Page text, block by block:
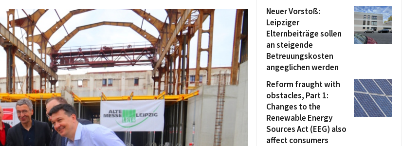
Neuer Vorstoß:
Leipziger
Elternbeiträge sollen
an steigende
Betreuungskosten
angeglichen werden
Reform fraught with
obstacles, Part 1:
Changes to the
Renewable Energy
Sources Act (EEG) also
affect consumers